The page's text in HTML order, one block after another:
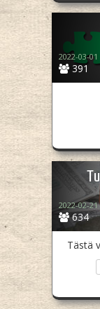
391
2022-03-01
634
2022-02-21
Tästä